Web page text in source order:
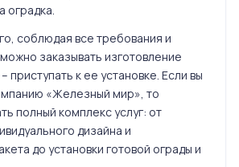
оградка.
соблюдая все требования и
заказывать изготовление
приступать к ее установке. Если вы
«Железный мир», то
полный комплекс услуг: от
дизайна и
до установки готовой ограды и